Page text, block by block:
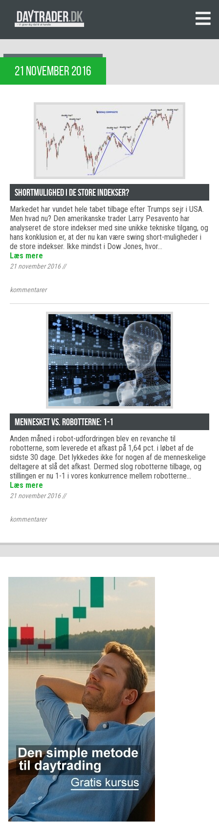
21 NOVEMBER 2016
Shortmulighed i de store indekser?
Markedet har vundet hele tabet tilbage efter Trumps sejr i USA.
Men hvad nu? Den amerikanske trader Larry Pesavento har
analyseret de store indekser med sine unikke tekniske tilgang, og
hans konklusion er, at der nu kan være swing short-muligheder i
de store indekser. Ikke mindst i Dow Jones, hvor…
Læs mere
21 november 2016//
kommentarer
Mennesket vs. robotterne: 1-1
Anden måned i robot-udfordringen blev en revanche til
robotterne, som leverede et afkast på 1,64 pct. i løbet af de
sidste 30 dage. Det lykkedes ikke for nogen af de menneskelige
deltagere at slå det afkast. Dermed slog robotterne tilbage, og
stillingen er nu 1-1 i vores konkurrence mellem robotterne…
Læs mere
21 november 2016//
kommentarer